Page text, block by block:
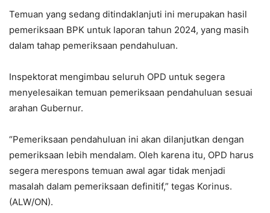
Temuan yang sedang ditindaklanjuti ini merupakan hasil
pemeriksaan BPK untuk laporan tahun 2024, yang masih
dalam tahap pemeriksaan pendahuluan.
Inspektorat mengimbau seluruh OPD untuk segera
menyelesaikan temuan pemeriksaan pendahuluan sesuai
arahan Gubernur.
“Pemeriksaan pendahuluan ini akan dilanjutkan dengan
pemeriksaan lebih mendalam. Oleh karena itu, OPD harus
segera merespons temuan awal agar tidak menjadi
masalah dalam pemeriksaan definitif,” tegas Korinus.
(ALW/ON).